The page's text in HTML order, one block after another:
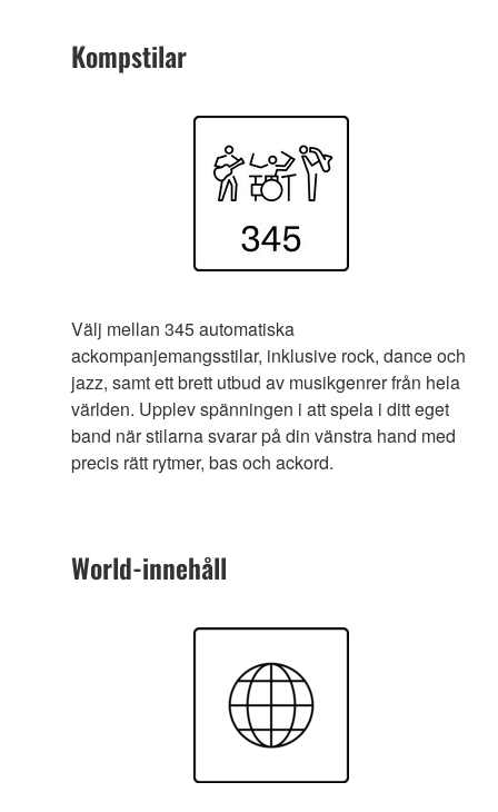
Kompstilar
Välj mellan 345 automatiska
ackompanjemangsstilar, inklusive rock, dance och
jazz, samt ett brett utbud av musikgenrer från hela
världen. Upplev spänningen i att spela i ditt eget
band när stilarna svarar på din vänstra hand med
precis rätt rytmer, bas och ackord.
World-innehåll